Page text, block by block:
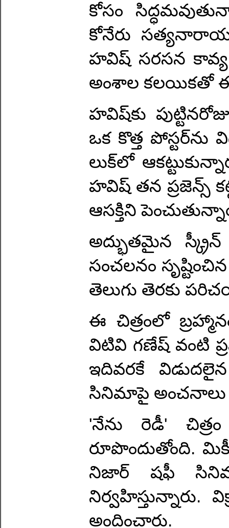
కోసం
కోనేరు
హవిష్ సరసన
అంశాల కలయికతో
హవిష్‌కు
ఒక కొత్త
లుక్‌లో
హవిష్ తన ప్రజెన్స్
ఆసక్తిని
అద్భుతమైన
సంచలనం
తెలుగు తెరకు
ఈ చిత్రంలో
విటివి గణేష్ వంటి
ఇదివరకే
సినిమాపై
'నేను రెడీ' చిత్రం
రూపొందుతోంది.
నిజా‌ర్ షఫీ
నిర్వహిస్తున్నారు.
అందించారు.